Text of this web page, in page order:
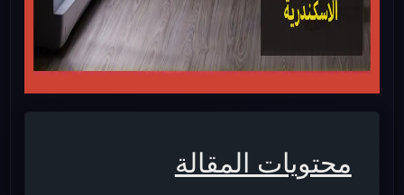
محتويات المقالة